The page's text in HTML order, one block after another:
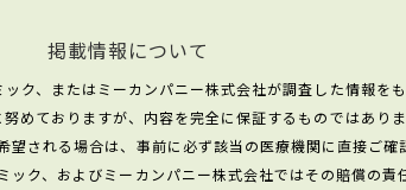
掲載情報について
ク、またはミーカンパニー株式会社が調査した情報をも
めておりますが、内容を完全に保証するものではありま
望される場合は、事前に必ず該当の医療機関に直接ご確
ク、およびミーカンパニー株式会社ではその賠償の責